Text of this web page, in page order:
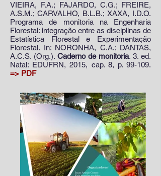
VIEIRA, F.A.; FAJARDO, C.G.; FREIRE,
A.S.M.; CARVALHO, B.L.B.; XAXA, I.D.O.
Programa de monitoria na Engenharia
Florestal: integração entre as disciplinas de
Estatística Florestal e Experimentação
Florestal. In: NORONHA, C.A.; DANTAS,
A.C.S. (Org.). Caderno de monitoria. 3. ed.
Natal: EDUFRN, 2015, cap. 8, p. 99-109.
=> PDF